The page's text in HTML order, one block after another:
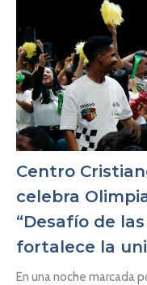
Centro
celebra
“Desafío de
fortalece la
En una noche marcada